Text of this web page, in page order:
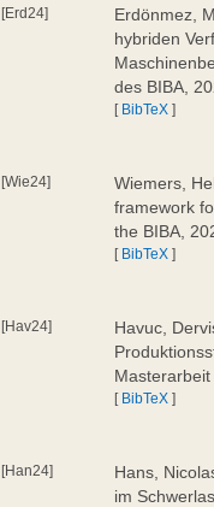
[Erd24]
Erdönmez,
hybriden
des BIBA,
[ BibTeX ]
[Wie24]
Wiemers,
framework
the BIBA,
[ BibTeX ]
[Hav24]
Havuc,
[ BibTeX ]
[Han24]
Hans,
im